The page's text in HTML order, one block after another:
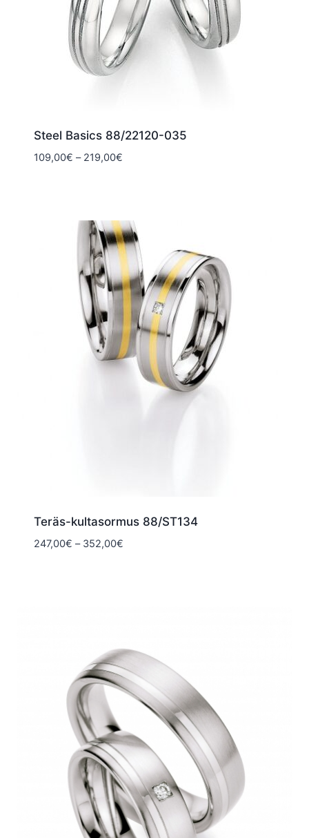
Steel Basics 88/22120-035
109,00€ – 219,00€Hintaluokka:
Teräs-kultasormus 88/ST134
247,00€ – 352,00€Hintaluokka: